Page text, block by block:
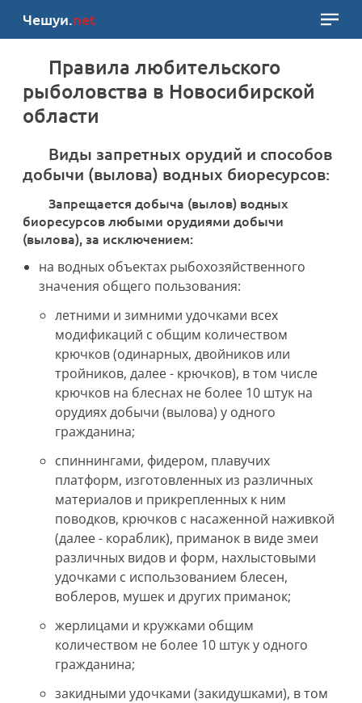
Чешуи.net
Правила любительского
рыболовства в Новосибирской
области
Виды запретных орудий и способов
добычи (вылова) водных биоресурсов:
Запрещается добыча (вылов) водных
биоресурсов любыми орудиями добычи
(вылова), за исключением:
на водных объектах рыбохозяйственного
значения общего пользования:
летними и зимними удочками всех
модификаций с общим количеством
крючков (одинарных, двойников или
тройников, далее - крючков), в том числе
крючков на блеснах не более 10 штук на
орудиях добычи (вылова) у одного
гражданина;
спиннингами, фидером, плавучих
платформ, изготовленных из различных
материалов и прикрепленных к ним
поводков, крючков с насаженной наживкой
(далее - кораблик), приманок в виде змеи
различных видов и форм, нахлыстовыми
удочками с использованием блесен,
воблеров, мушек и других приманок;
жерлицами и кружками общим
количеством не более 10 штук у одного
гражданина;
закидными удочками (закидушками), в том